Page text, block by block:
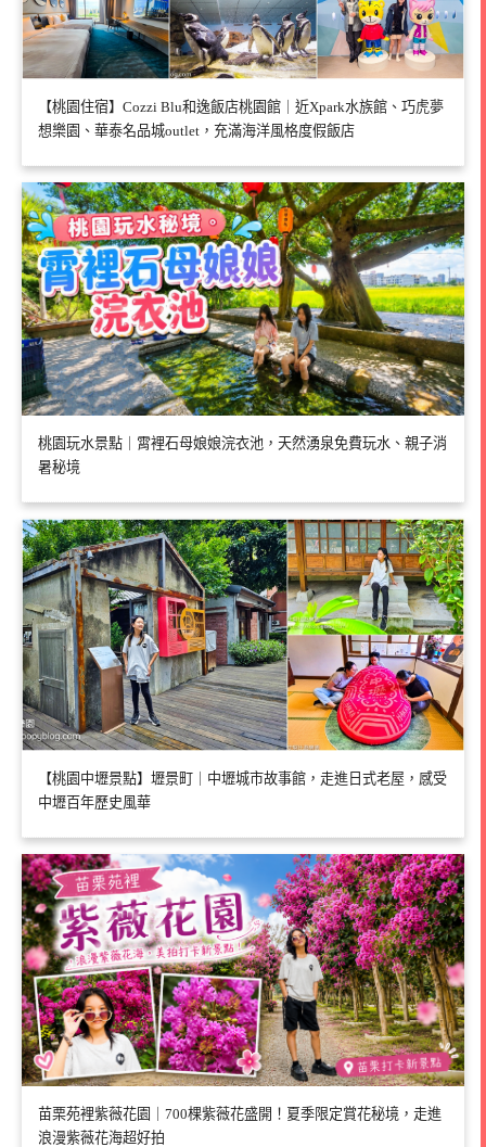
【桃園住宿】Cozzi Blu和逸飯店桃園館｜近Xpark水族館、巧虎夢
想樂園、華泰名品城outlet，充滿海洋風格度假飯店
桃園玩水景點｜霄裡石母娘娘浣衣池，天然湧泉免費玩水、親子消
暑秘境
【桃園中壢景點】壢景町｜中壢城市故事館，走進日式老屋，感受
中壢百年歷史風華
苗栗苑裡紫薇花園｜700棵紫薇花盛開！夏季限定賞花秘境，走進
浪漫紫薇花海超好拍